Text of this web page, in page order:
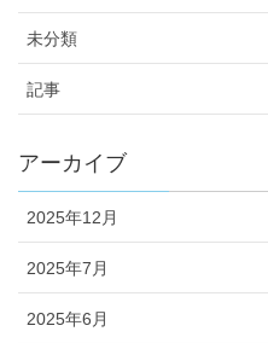
未分類
記事
アーカイブ
2025年12月
2025年7月
2025年6月